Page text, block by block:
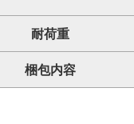
耐荷重
梱包内容